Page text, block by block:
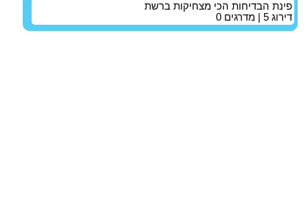
פינת הבדיחות הכי מצחיקות ברשת
דירוג 5 | מדרגים 0